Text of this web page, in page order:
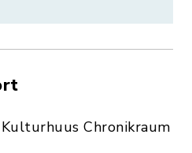
Chronikraum